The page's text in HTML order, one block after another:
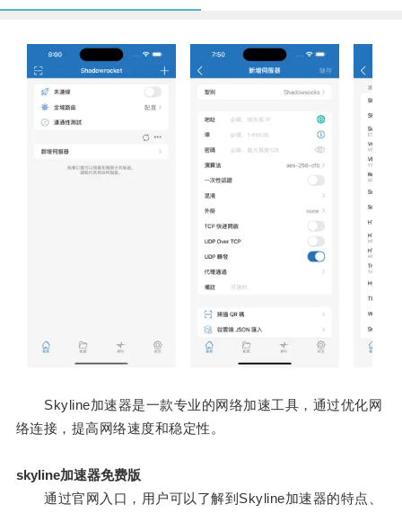
Skyline加速器是一款专业的网络加速工具，通过优化网
络连接，提高网络速度和稳定性。
skyline加速器免费版
通过官网入口，用户可以了解到Skyline加速器的特点、